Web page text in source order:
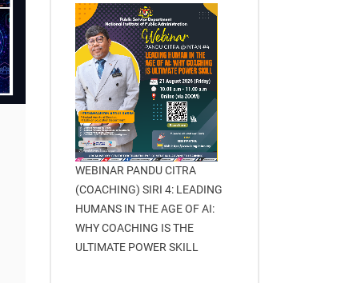
WEBINAR PANDU CITRA
(COACHING) SIRI 4: LEADING
HUMANS IN THE AGE OF AI:
WHY COACHING IS THE
ULTIMATE POWER SKILL